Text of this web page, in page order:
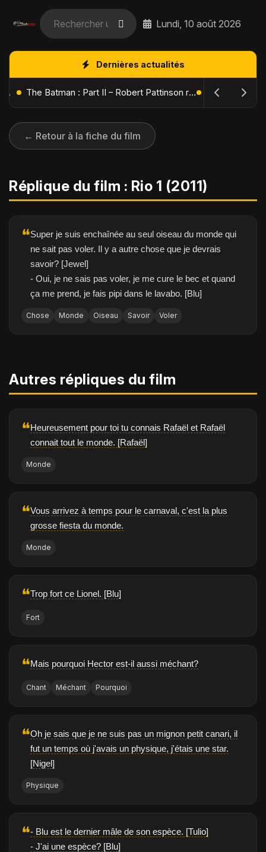
Lundi, 10 août 2026
Dernières actualités
L'Âge de Glace : Le Réveil du Volcan – Manny, Sid et Diego de retour pour une aventure explosive The Batman : Part II – Robert Pattinson replonge dans les ténèbres de Gotham dès octobre 2027
← Retour à la fiche du film
Réplique du film : Rio 1 (2011)
❝Super je suis enchaînée au seul oiseau du monde qui
ne sait pas voler. Il y a autre chose que je devrais
savoir? [Jewel]
- Oui, je ne sais pas voler, je me cure le bec et quand
ça me prend, je fais pipi dans le lavabo. [Blu]
Chose Monde Oiseau Savoir Voler
Autres répliques du film
❝Heureusement pour toi tu connais Rafaël et Rafaël
connait tout le monde. [Rafaël]
Monde
❝Vous arrivez à temps pour le carnaval, c'est la plus
grosse fiesta du monde.
Monde
❝Trop fort ce Lionel. [Blu]
Fort
❝Mais pourquoi Hector est-il aussi méchant?
Chant Méchant Pourquoi
❝Oh je sais que je ne suis pas un mignon petit canari, il
fut un temps où j'avais un physique, j'étais une star.
[Nigel]
Physique
❝- Blu est le dernier mâle de son espèce. [Tulio]
- J'ai une espèce? [Blu]